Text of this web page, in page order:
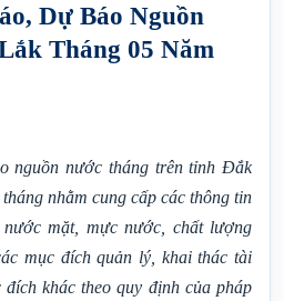
Dự Báo Nguồn
Tháng 05 Năm
nguồn nước tháng trên tỉnh Đắk
nhằm cung cấp các thông tin
mặt, mực nước, chất lượng
mục đích quản lý, khai thác tài
khác theo quy định của pháp